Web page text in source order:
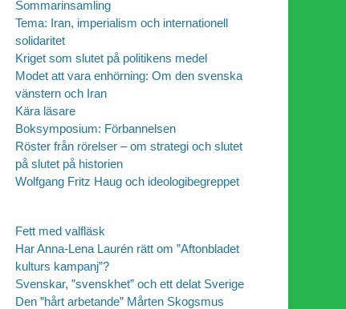
Sommarinsamling
Tema: Iran, imperialism och internationell
solidaritet
Kriget som slutet på politikens medel
Modet att vara enhörning: Om den svenska
vänstern och Iran
Kära läsare
Boksymposium: Förbannelsen
Röster från rörelser – om strategi och slutet
på slutet på historien
Wolfgang Fritz Haug och ideologibegreppet
Fett med valfläsk
Har Anna-Lena Laurén rätt om ”Aftonbladet
kulturs kampanj”?
Svenskar, ”svenskhet” och ett delat Sverige
Den ”hårt arbetande” Mårten Skogsmus